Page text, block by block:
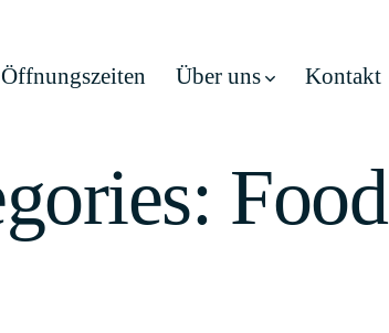
Öffnungszeiten Über uns Kontakt
Food